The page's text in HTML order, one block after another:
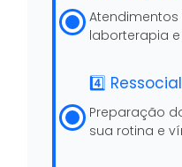
Atendimentos
laborterapia
4️⃣
Preparação
sua rotina e